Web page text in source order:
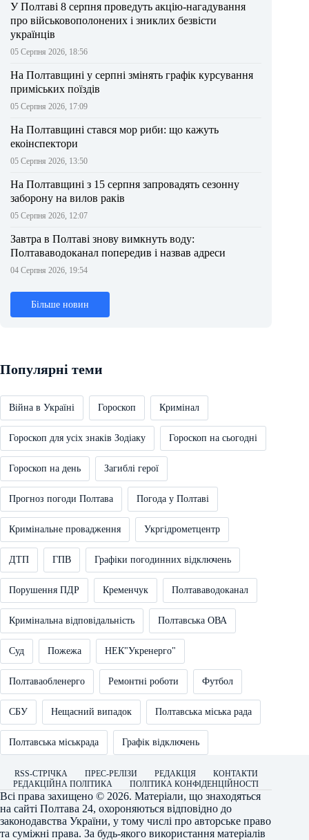
У Полтаві 8 серпня проведуть акцію-нагадування
про військовополонених і зниклих безвісти
українців
05 Серпня 2026, 18:56
На Полтавщині у серпні змінять графік курсування
приміських поїздів
05 Серпня 2026, 17:09
На Полтавщині стався мор риби: що кажуть
екоінспектори
05 Серпня 2026, 13:50
На Полтавщині з 15 серпня запровадять сезонну
заборону на вилов раків
05 Серпня 2026, 12:07
Завтра в Полтаві знову вимкнуть воду:
Полтававодоканал попередив і назвав адреси
04 Серпня 2026, 19:54
Більше новин
Популярні теми
Війна в Україні Гороскоп Кримінал
Гороскоп для усіх знаків Зодіаку Гороскоп на сьогодні
Гороскоп на день Загиблі герої
Прогноз погоди Полтава Погода у Полтаві
Кримінальне провадження Укргідрометцентр
ДТП ГПВ Графіки погодинних відключень
Порушення ПДР Кременчук Полтававодоканал
Кримінальна відповідальність Полтавська ОВА
Суд Пожежа НЕК"Укренерго"
Полтаваобленерго Ремонтні роботи Футбол
СБУ Нещасний випадок Полтавська міська рада
Полтавська міськрада Графік відключень
RSS-СТРІЧКА ПРЕС-РЕЛІЗИ РЕДАКЦІЯ
КОНТАКТИ
РЕДАКЦІЙНА ПОЛІТИКА
ПОЛІТИКА КОНФІДЕНЦІЙНОСТІ
Всі права захищено © 2026. Матеріали, що знаходяться
на сайті Полтава 24, охороняються відповідно до
законодавства України, у тому числі про авторське право
та суміжні права. За будь-якого використання матеріалів